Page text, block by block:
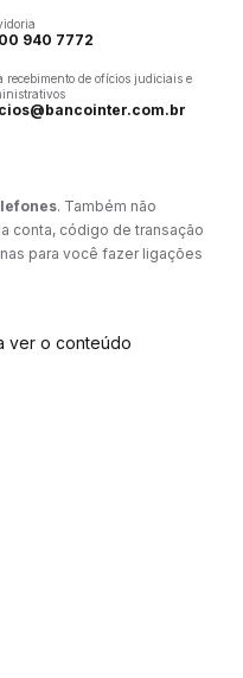
940 7772
recebimento de ofícios judiciais e
. Também não
conta, código de transação
para você fazer ligações
ver o conteúdo